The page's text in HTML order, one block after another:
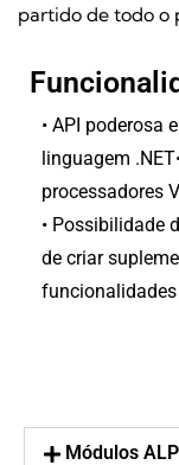
partido de todo o
• API poderosa
linguagem .NET
processadores
• Possibilidade
de criar
funcionalidades
Módulos